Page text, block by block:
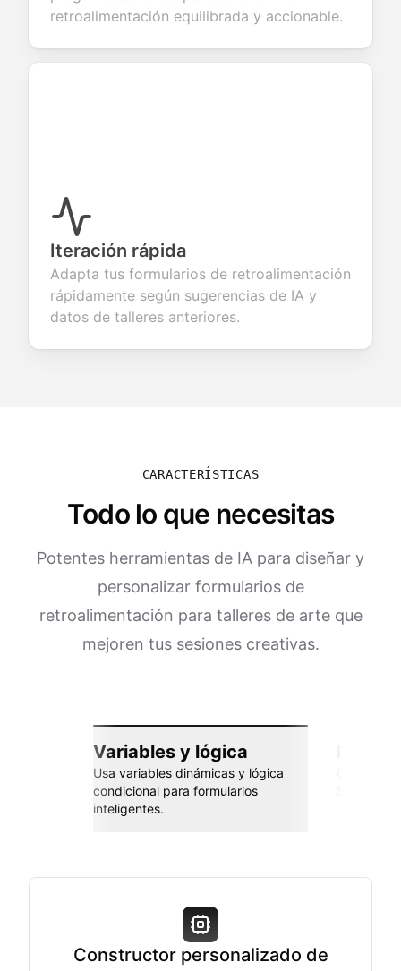
retroalimentación equilibrada y accionable.
Iteración rápida
Adapta tus formularios de retroalimentación
rápidamente según sugerencias de IA y
datos de talleres anteriores.
CARACTERÍSTICAS
Todo lo que necesitas
Potentes herramientas de IA para diseñar y
personalizar formularios de
retroalimentación para talleres de arte que
mejoren tus sesiones creativas.
Variables y lógica
Usa variables dinámicas y lógica
condicional para formularios
inteligentes.
Constructor personalizado de